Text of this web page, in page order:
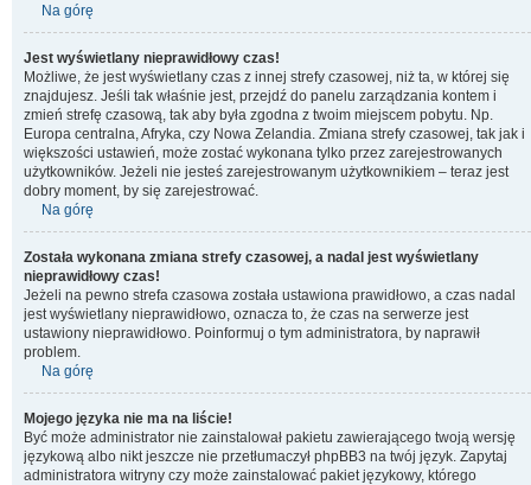
Na górę
Jest wyświetlany nieprawidłowy czas!
Możliwe, że jest wyświetlany czas z innej strefy czasowej, niż ta, w której się
znajdujesz. Jeśli tak właśnie jest, przejdź do panelu zarządzania kontem i
zmień strefę czasową, tak aby była zgodna z twoim miejscem pobytu. Np.
Europa centralna, Afryka, czy Nowa Zelandia. Zmiana strefy czasowej, tak jak i
większości ustawień, może zostać wykonana tylko przez zarejestrowanych
użytkowników. Jeżeli nie jesteś zarejestrowanym użytkownikiem – teraz jest
dobry moment, by się zarejestrować.
Na górę
Została wykonana zmiana strefy czasowej, a nadal jest wyświetlany
nieprawidłowy czas!
Jeżeli na pewno strefa czasowa została ustawiona prawidłowo, a czas nadal
jest wyświetlany nieprawidłowo, oznacza to, że czas na serwerze jest
ustawiony nieprawidłowo. Poinformuj o tym administratora, by naprawił
problem.
Na górę
Mojego języka nie ma na liście!
Być może administrator nie zainstalował pakietu zawierającego twoją wersję
językową albo nikt jeszcze nie przetłumaczył phpBB3 na twój język. Zapytaj
administratora witryny czy może zainstalować pakiet językowy, którego